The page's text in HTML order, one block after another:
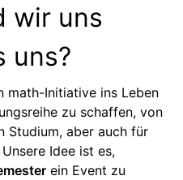
wir uns
uns?
math-Initiative ins Leben
zu schaffen, von
Studium, aber auch für
Idee ist es,
ein Event zu